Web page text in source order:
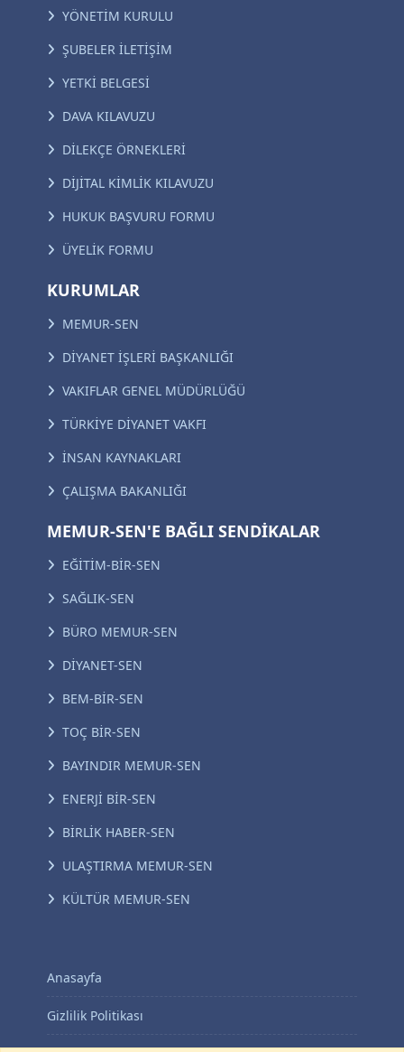
YÖNETİM KURULU
ŞUBELER İLETİŞİM
YETKİ BELGESİ
DAVA KILAVUZU
DİLEKÇE ÖRNEKLERİ
DİJİTAL KİMLİK KILAVUZU
HUKUK BAŞVURU FORMU
ÜYELİK FORMU
KURUMLAR
MEMUR-SEN
DİYANET İŞLERİ BAŞKANLIĞI
VAKIFLAR GENEL MÜDÜRLÜĞÜ
TÜRKİYE DİYANET VAKFI
İNSAN KAYNAKLARI
ÇALIŞMA BAKANLIĞI
MEMUR-SEN'E BAĞLI SENDİKALAR
EĞİTİM-BİR-SEN
SAĞLIK-SEN
BÜRO MEMUR-SEN
DİYANET-SEN
BEM-BİR-SEN
TOÇ BİR-SEN
BAYINDIR MEMUR-SEN
ENERJİ BİR-SEN
BİRLİK HABER-SEN
ULAŞTIRMA MEMUR-SEN
KÜLTÜR MEMUR-SEN
Anasayfa
Gizlilik Politikası